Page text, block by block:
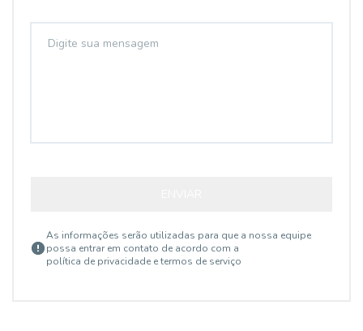
As informações serão utilizadas para que a nossa equipe
possa entrar em contato de acordo com a
política de privacidade e termos de serviço